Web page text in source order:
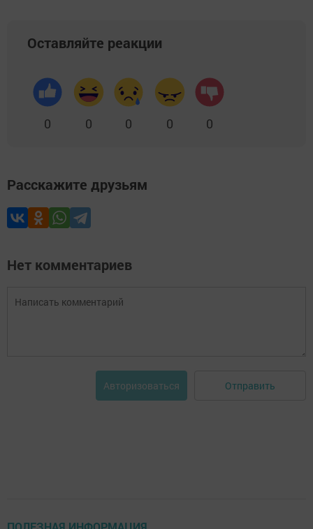
Оставляйте реакции
0 0 0 0 0
Расскажите друзьям
Нет комментариев
Авторизоваться Отправить